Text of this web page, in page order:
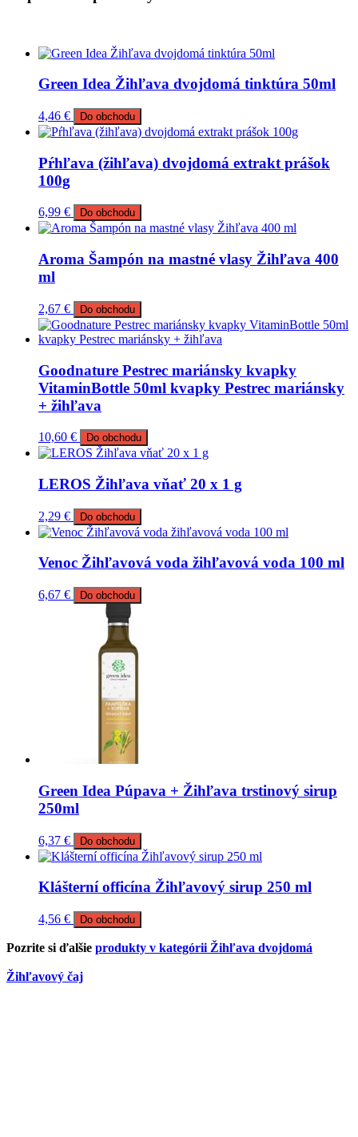
Green Idea Žihľava dvojdomá tinktúra 50ml
4,46 € Do obchodu
Pŕhľava (žihľava) dvojdomá extrakt prášok
100g
6,99 € Do obchodu
Aroma Šampón na mastné vlasy Žihľava 400
ml
2,67 € Do obchodu
Goodnature Pestrec mariánsky kvapky
VitaminBottle 50ml kvapky Pestrec mariánsky
+ žihľava
10,60 € Do obchodu
LEROS Žihľava vňať 20 x 1 g
2,29 € Do obchodu
Venoc Žihľavová voda žihľavová voda 100 ml
6,67 € Do obchodu
Green Idea Púpava + Žihľava trstinový sirup
250ml
6,37 € Do obchodu
Klášterní officína Žihľavový sirup 250 ml
4,56 € Do obchodu
Pozrite si ďalšie produkty v kategórii Žihľava dvojdomá
Žihľavový čaj